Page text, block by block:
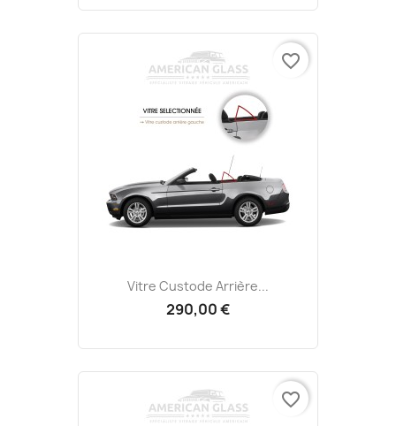
Vitre Custode Arrière...
290,00 €
favorite_border
favorite_border